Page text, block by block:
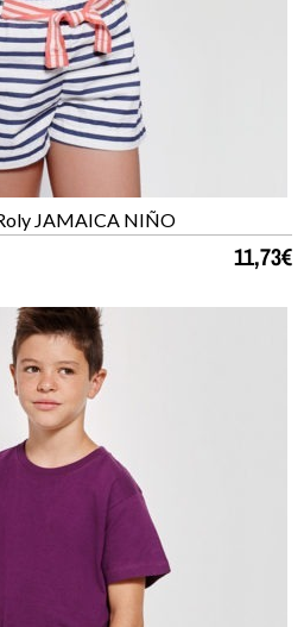
JAMAICA NIÑO
11,73€